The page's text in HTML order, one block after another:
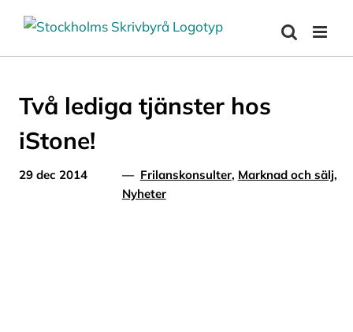
innehållet
Två lediga tjänster hos
iStone!
29 dec 2014 — Frilanskonsulter, Marknad och sälj,
Nyheter